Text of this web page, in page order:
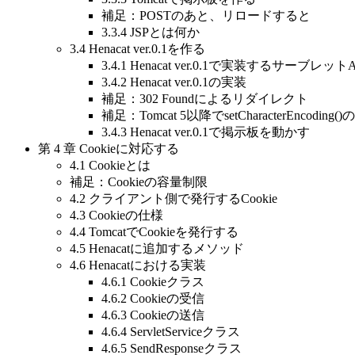
補足：POSTのあと、リロードすると
3.3.4 JSPとは何か
3.4 Henacat ver.0.1を作る
3.4.1 Henacat ver.0.1で実装するサーブレット
3.4.2 Henacat ver.0.1の実装
補足：302 Foundによるリダイレクト
補足：Tomcat 5以降でsetCharacterEncoding()
3.4.3 Henacat ver.0.1で掲示板を動かす
第 4 章 Cookieに対応する
4.1 Cookieとは
補足：Cookieの容量制限
4.2 クライアント側で発行するCookie
4.3 Cookieの仕様
4.4 TomcatでCookieを発行する
4.5 Henacatに追加するメソッド
4.6 Henacatにおける実装
4.6.1 Cookieクラス
4.6.2 Cookieの受信
4.6.3 Cookieの送信
4.6.4 ServletServiceクラス
4.6.5 SendResponseクラス